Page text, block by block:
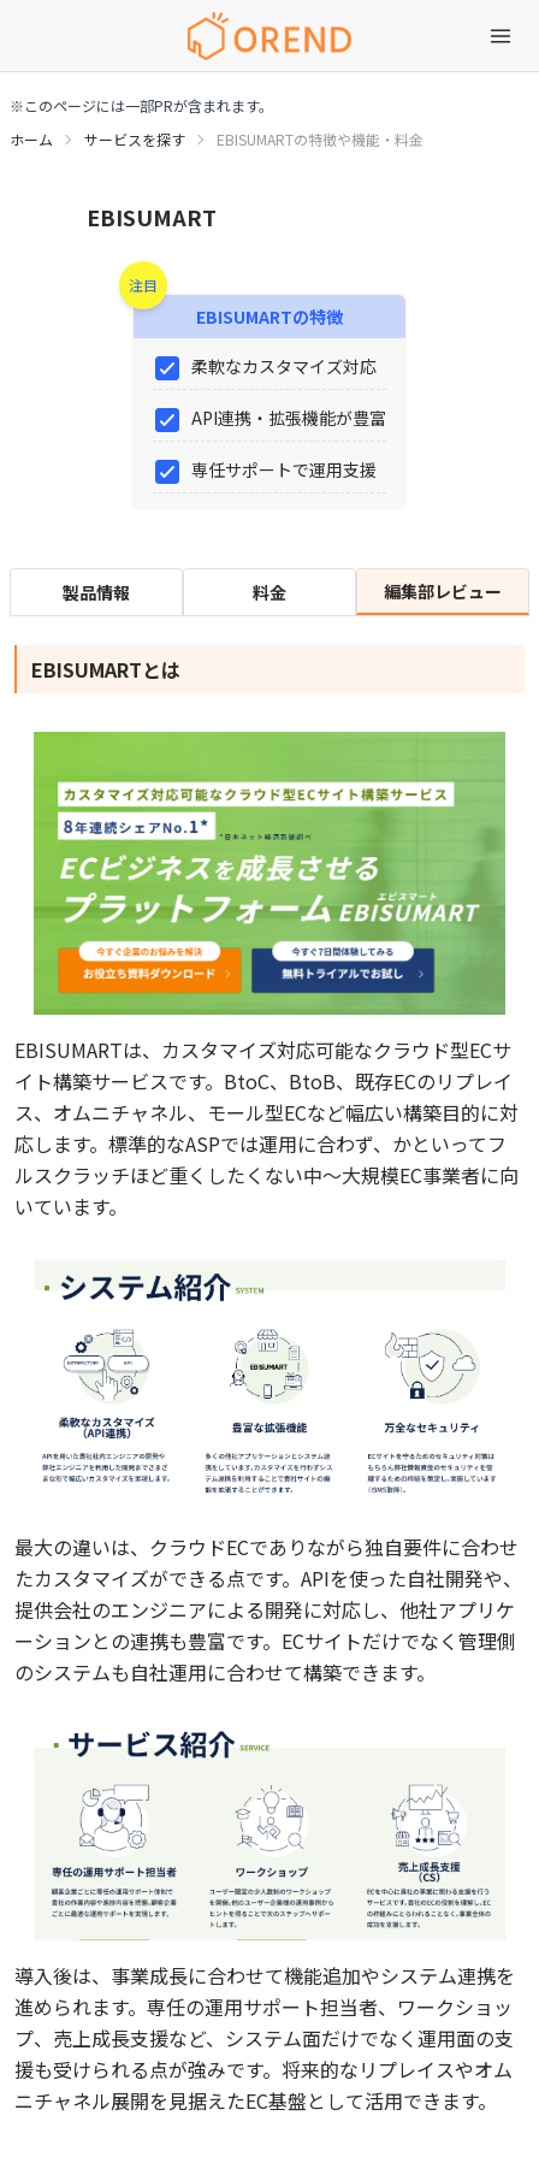
※このページには一部PRが含まれます。
ホーム
サービスを探す EBISUMARTの特徴や機能・料金
EBISUMART
注目
EBISUMARTの特徴
柔軟なカスタマイズ対応
API連携・拡張機能が豊富
専任サポートで運用支援
製品情報 料金 編集部レビュー
EBISUMARTとは
EBISUMARTは、カスタマイズ対応可能なクラウド型ECサ
イト構築サービスです。BtoC、BtoB、既存ECのリプレイ
ス、オムニチャネル、モール型ECなど幅広い構築目的に対
応します。標準的なASPでは運用に合わず、かといってフ
ルスクラッチほど重くしたくない中〜大規模EC事業者に向
いています。
最大の違いは、クラウドECでありながら独自要件に合わせ
たカスタマイズができる点です。APIを使った自社開発や、
提供会社のエンジニアによる開発に対応し、他社アプリケ
ーションとの連携も豊富です。ECサイトだけでなく管理側
のシステムも自社運用に合わせて構築できます。
導入後は、事業成長に合わせて機能追加やシステム連携を
進められます。専任の運用サポート担当者、ワークショッ
プ、売上成長支援など、システム面だけでなく運用面の支
援も受けられる点が強みです。将来的なリプレイスやオム
ニチャネル展開を見据えたEC基盤として活用できます。